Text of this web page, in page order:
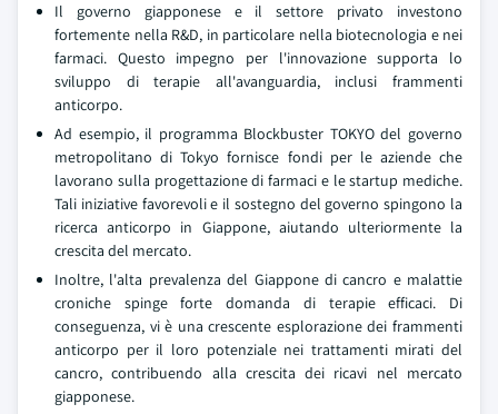
Il governo giapponese e il settore privato investono
fortemente nella R&D, in particolare nella biotecnologia e nei
farmaci. Questo impegno per l'innovazione supporta lo
sviluppo di terapie all'avanguardia, inclusi frammenti
anticorpo.
Ad esempio, il programma Blockbuster TOKYO del governo
metropolitano di Tokyo fornisce fondi per le aziende che
lavorano sulla progettazione di farmaci e le startup mediche.
Tali iniziative favorevoli e il sostegno del governo spingono la
ricerca anticorpo in Giappone, aiutando ulteriormente la
crescita del mercato.
Inoltre, l'alta prevalenza del Giappone di cancro e malattie
croniche spinge forte domanda di terapie efficaci. Di
conseguenza, vi è una crescente esplorazione dei frammenti
anticorpo per il loro potenziale nei trattamenti mirati del
cancro, contribuendo alla crescita dei ricavi nel mercato
giapponese.